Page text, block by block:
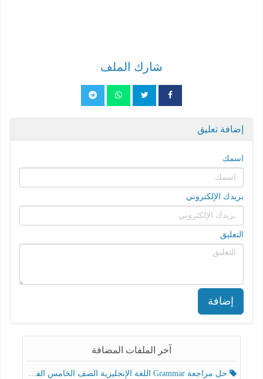
شارك الملف
إضافة تعليق
اسمك
بريدك الإلكتروني
التعليق
إضافة
آخر الملفات المضافة
حل مراجعة Grammar اللغة الإنجليزية الصف الخامس الفصل الثالث